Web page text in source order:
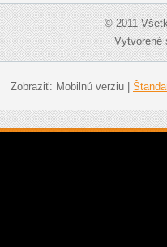
© 2011
Vytvorené
Zobraziť: Mobilnú verziu|